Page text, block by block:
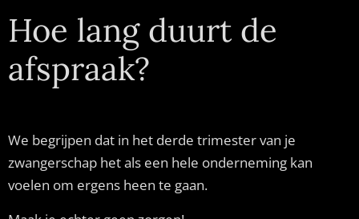
Hoe lang duurt de
afspraak?
We begrijpen dat in het derde trimester van je
zwangerschap het als een hele onderneming kan
voelen om ergens heen te gaan.